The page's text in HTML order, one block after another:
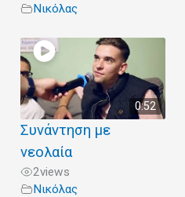
Νικόλας
0:52
Συνάντηση με
νεολαία
2views
Νικόλας